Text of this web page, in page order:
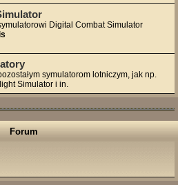
Digital Combat Simulator
symulatorom lotniczym, jak np.
Simulator i in.
Forum